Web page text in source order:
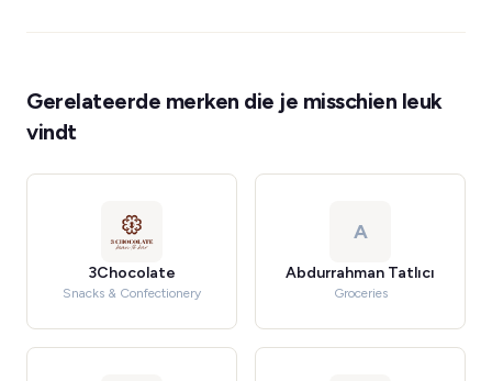
Gerelateerde merken die je misschien leuk
vindt
3Chocolate
Snacks & Confectionery
A
Abdurrahman Tatlıcı
Groceries